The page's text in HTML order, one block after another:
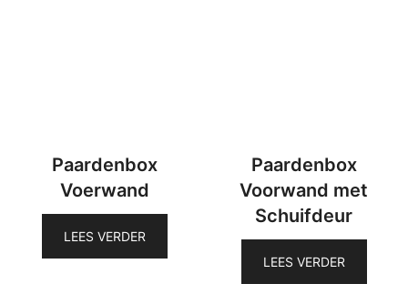
Paardenbox
Voerwand
LEES VERDER
Paardenbox
Voorwand met
Schuifdeur
LEES VERDER